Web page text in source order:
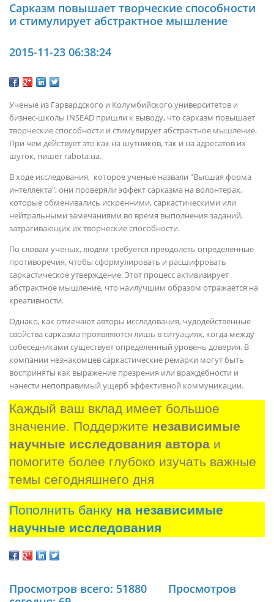
Cарказм повышает творческие способности
и стимулирует абстрактное мышление
2015-11-23 06:38:24
Ученые из Гарвардского и Колумбийского университетов и
бизнес-школы INSEAD пришли к выводу, что сарказм повышает
творческие способности и стимулирует абстрактное мышление.
При чем действует это как на шутников, так и на адресатов их
шуток, пишет rabota.ua.
В ходе исследования, которое ученые назвали "Высшая форма
интеллекта", они проверяли эффект сарказма на волонтерах,
которые обменивались искренними, саркастическими или
нейтральными замечаниями во время выполнения заданий,
затрагивающих их творческие способности.
По словам ученых, людям требуется преодолеть определенные
противоречия, чтобы сформулировать и расшифровать
саркастическое утверждение. Этот процесс активизирует
абстрактное мышление, что наилучшим образом отражается на
креативности.
Однако, как отмечают авторы исследования, чудодейственные
свойства сарказма проявляются лишь в ситуациях, когда между
собеседниками существует определенный уровень доверия. В
компании незнакомцев саркастические ремарки могут быть
восприняты как выражение презрения или враждебности и
нанести непоправимый ущерб эффективной коммуникации.
Каждый ваш вклад имеет большое
значение. Поддержите независимые
научные исследования автора и
помогите более глубоко изучать важные
темы сегодняшнего дня
Пополнить банку на независимые
научные исследования
Просмотров всего: 51880
Просмотров